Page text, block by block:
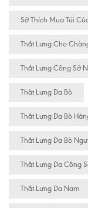
Sở Thích Mua Túi
Thắt Lưng Cho
Thắt Lưng Công Sở
Thăt Lưng Da Bò
Thắt Lưng Da Bò
Thắt Lưng Da Bò
Thắt Lưng Da Công
Thắt Lưng Da Nam